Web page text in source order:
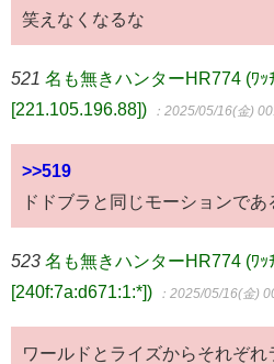
笑えなくなるな
521 名も無きハンターHR774 (ﾜｯ
[221.105.196.88])
：2025/05/16(金)
>>519
ドドブラと同じモーションであ
523 名も無きハンターHR774 (ﾜｯ
[240f:7a:d671:1:*])
：2025/05/16(金)
ワールドとライズからそれぞ